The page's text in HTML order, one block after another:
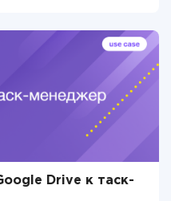
Drive к таск-